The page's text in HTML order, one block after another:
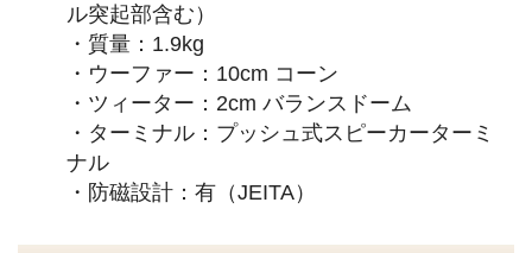
ル突起部含む）
・質量：1.9kg
・ウーファー：10cm コーン
・ツィーター：2cm バランスドーム
・ターミナル：プッシュ式スピーカーターミ
ナル
・防磁設計：有（JEITA）